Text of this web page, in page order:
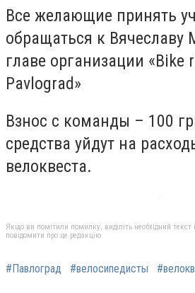
Все желающие принять
обращаться к Вячеславу
главе организации «Bike
Pavlograd»
Взнос с команды – 100
средства уйдут на
велоквеста.
Якщо ви помітили помилку, виділіть необхідний текст
повідомити про це редакцію
#Павлоград #велосипедисты